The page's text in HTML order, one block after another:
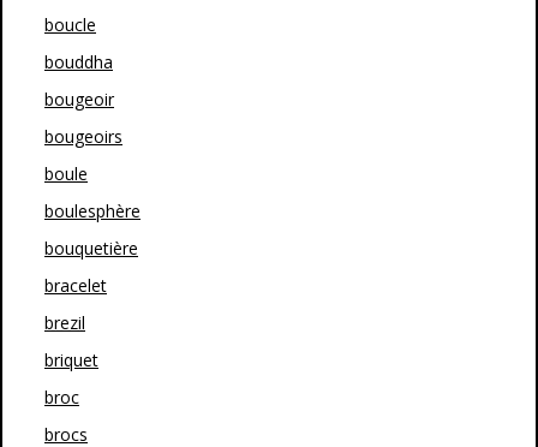
boucle
bouddha
bougeoir
bougeoirs
boule
boulesphère
bouquetière
bracelet
brezil
briquet
broc
brocs